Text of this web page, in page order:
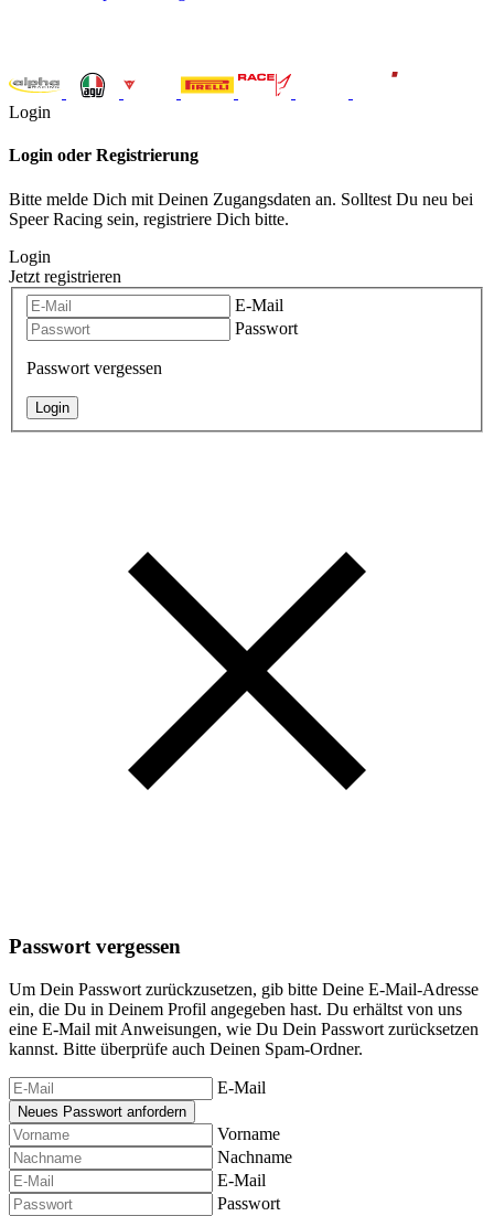
Login
Login oder Registrierung
Bitte melde Dich mit Deinen Zugangsdaten an. Solltest Du neu bei
Speer Racing sein, registriere Dich bitte.
Login
Jetzt registrieren
E-Mail
Passwort
Passwort vergessen
Passwort vergessen
Um Dein Passwort zurückzusetzen, gib bitte Deine E-Mail-Adresse
ein, die Du in Deinem Profil angegeben hast. Du erhältst von uns
eine E-Mail mit Anweisungen, wie Du Dein Passwort zurücksetzen
kannst. Bitte überprüfe auch Deinen Spam-Ordner.
E-Mail
Vorname
Nachname
E-Mail
Passwort